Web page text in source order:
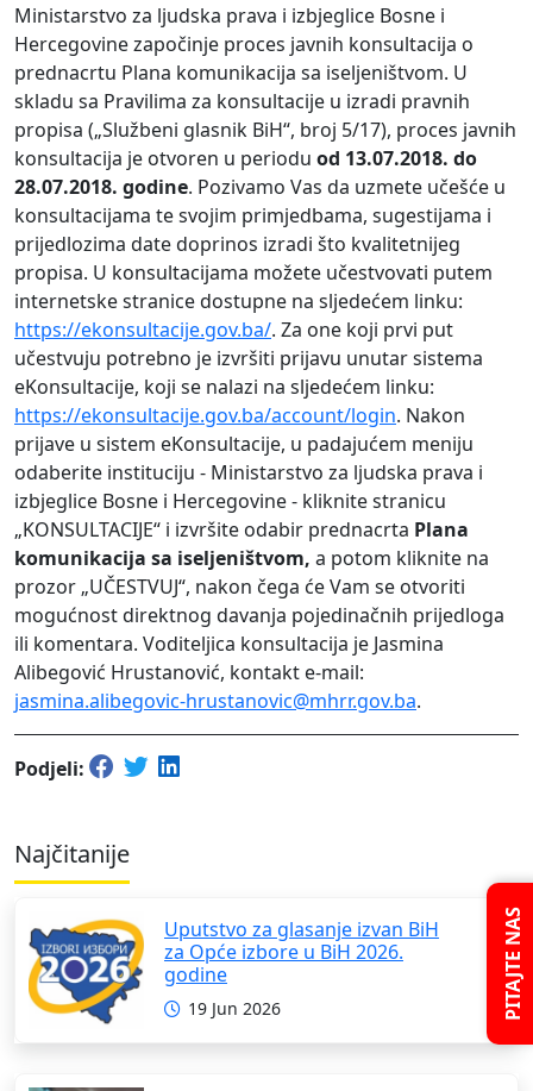
PITAJTE NAS
Ministarstvo za ljudska prava i izbjeglice Bosne i
Hercegovine započinje proces javnih konsultacija o
prednacrtu Plana komunikacija sa iseljeništvom. U
skladu sa Pravilima za konsultacije u izradi pravnih
propisa („Službeni glasnik BiH“, broj 5/17), proces javnih
konsultacija je otvoren u periodu od 13.07.2018. do
28.07.2018. godine. Pozivamo Vas da uzmete učešće u
konsultacijama te svojim primjedbama, sugestijama i
prijedlozima date doprinos izradi što kvalitetnijeg
propisa. U konsultacijama možete učestvovati putem
internetske stranice dostupne na sljedećem linku:
https://ekonsultacije.gov.ba/. Za one koji prvi put
učestvuju potrebno je izvršiti prijavu unutar sistema
eKonsultacije, koji se nalazi na sljedećem linku:
https://ekonsultacije.gov.ba/account/login. Nakon
prijave u sistem eKonsultacije, u padajućem meniju
odaberite instituciju - Ministarstvo za ljudska prava i
izbjeglice Bosne i Hercegovine - kliknite stranicu
„KONSULTACIJE“ i izvršite odabir prednacrta Plana
komunikacija sa iseljeništvom, a potom kliknite na
prozor „UČESTVUJ“, nakon čega će Vam se otvoriti
mogućnost direktnog davanja pojedinačnih prijedloga
ili komentara. Voditeljica konsultacija je Jasmina
Alibegović Hrustanović, kontakt e-mail:
jasmina.alibegovic-hrustanovic@mhrr.gov.ba.
Podjeli:
Najčitanije
Uputstvo za glasanje izvan BiH
za Opće izbore u BiH 2026.
godine
19 Jun 2026